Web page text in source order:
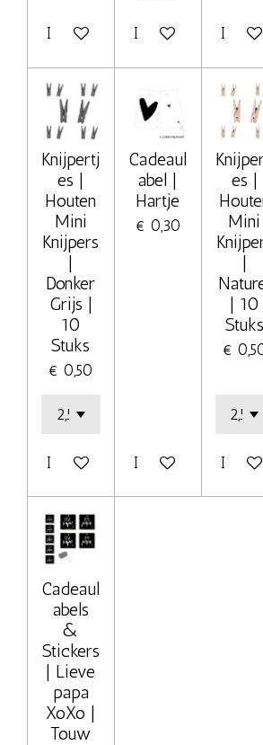
In winkelwagenIn winkelwagenIn
Knijpertj
es |
Houten
Mini
Knijpers
Donker
Grijs |
10
Stuks
€ 0,50
In winkelwagen
Cadeaul
abel |
Hartje
€ 0,30
In winkelwagen
es |
Mini
| 10
Stuks
€
In
Cadeaul
abels
&
Stickers
| Lieve
papa
XoXo |
Touw